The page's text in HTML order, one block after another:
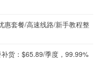
惠套餐/高速线路/新手教程整
货：$65.89/季度，99.99%